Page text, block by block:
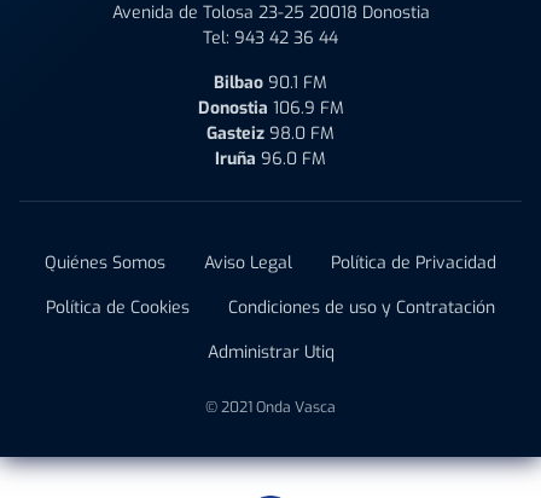
Avenida de Tolosa 23-25 20018 Donostia
Tel: 943 42 36 44
Bilbao 90.1 FM
Donostia 106.9 FM
Gasteiz 98.0 FM
Iruña 96.0 FM
Quiénes Somos Aviso Legal
Política de Privacidad
Política de Cookies
Condiciones de uso y Contratación
Administrar Utiq
© 2021 Onda Vasca